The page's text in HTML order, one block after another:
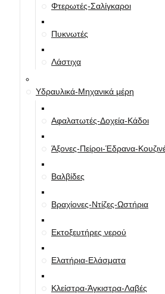
Φτερωτές-Σαλίγκαροι
Πυκνωτές
Λάστιχα
Υδραυλικά-Mηχανικά μέρη
Αφαλατωτές-Δοχεία-Κάδοι
Άξονες-Πείροι-Έδρανα-
Βαλβίδες
Βραχίονες-Ντίζες-Ωστήρια
Εκτοξευτήρες νερού
Ελατήρια-Ελάσματα
Κλείστρα-Άγκιστρα-Λαβές